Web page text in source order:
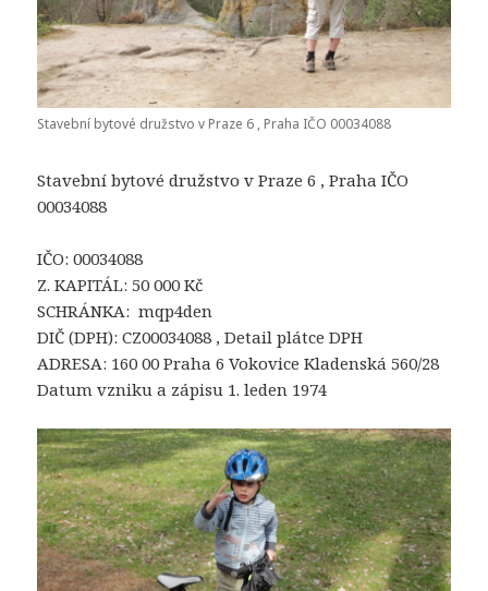
Stavební bytové družstvo v Praze 6 , Praha IČO 00034088
Stavební bytové družstvo v Praze 6 , Praha IČO
00034088
IČO: 00034088
Z. KAPITÁL: 50 000 Kč
SCHRÁNKA: mqp4den
DIČ (DPH): CZ00034088 , Detail plátce DPH
ADRESA: 160 00 Praha 6 Vokovice Kladenská 560/28
Datum vzniku a zápisu 1. leden 1974